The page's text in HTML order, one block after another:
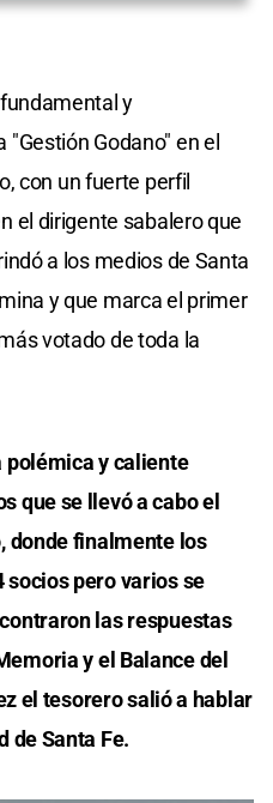
y
Godano" en el
con un fuerte perfil
el dirigente sabalero que
a los medios de Santa
y que marca el primer
votado de toda la
polémica y caliente
que se llevó a cabo el
donde finalmente los
pero varios se
las respuestas
y el Balance del
el tesorero salió a hablar
de Santa Fe.